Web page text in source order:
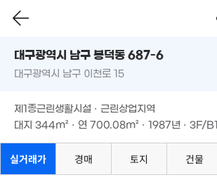
대구광역시 남구 봉덕동 687-6
대구광역시 남구 이천로 15
제1종근린생활시설 · 근린상업지역
대지 344m² · 연 700.08m² · 1987년 · 3F/B1
실거래가 경매 토지 건물